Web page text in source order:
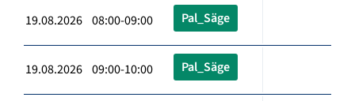
19.08.2026 08:00-09:00 Pal_Säge
19.08.2026 09:00-10:00 Pal_Säge